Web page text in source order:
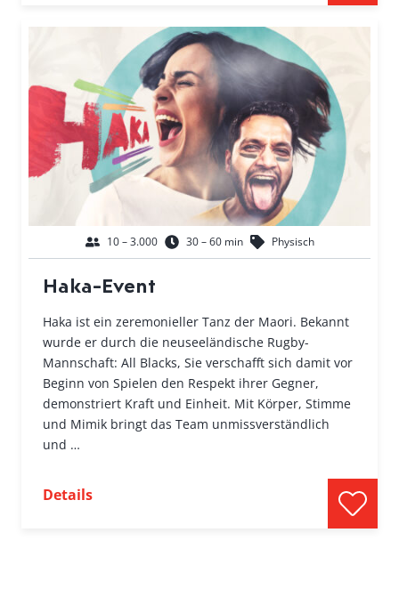
10 – 3.000 30 – 60 min Physisch
Haka-Event
Haka ist ein zeremonieller Tanz der Maori. Bekannt
wurde er durch die neuseeländische Rugby-
Mannschaft: All Blacks, Sie verschafft sich damit vor
Beginn von Spielen den Respekt ihrer Gegner,
demonstriert Kraft und Einheit. Mit Körper, Stimme
und Mimik bringt das Team unmissverständlich
und …
Details